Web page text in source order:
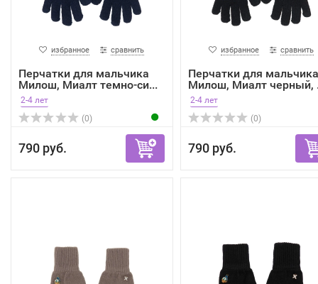
избранное сравнить
Перчатки для мальчика
Милош, Миалт темно-си...
2-4 лет
(0)
790 руб.
избранное сравнить
Перчатки для мальчика
Милош, Миалт черный,
2-4 лет
(0)
790 руб.